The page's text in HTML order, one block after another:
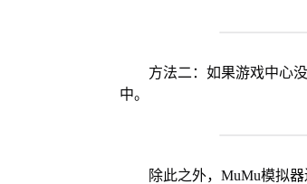
方法二：如果游戏中心
中。
除此之外，MuMu模拟